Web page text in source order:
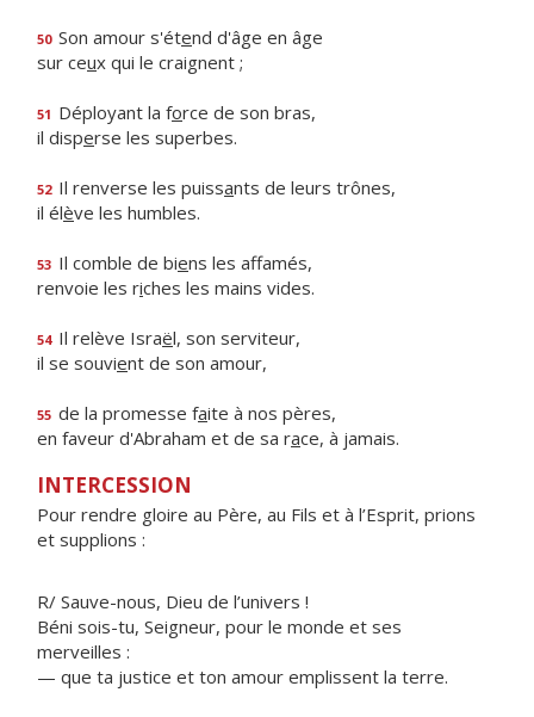
50 Son amour s'étend d'âge en âge
sur ceux qui le craignent ;
51 Déployant la force de son bras,
il disperse les superbes.
52 Il renverse les puissants de leurs trônes,
il élève les humbles.
53 Il comble de biens les affamés,
renvoie les riches les mains vides.
54 Il relève Israël, son serviteur,
il se souvient de son amour,
55 de la promesse faite à nos pères,
en faveur d'Abraham et de sa race, à jamais.
INTERCESSION
Pour rendre gloire au Père, au Fils et à l’Esprit, prions
et supplions :
R/ Sauve-nous, Dieu de l’univers !
Béni sois-tu, Seigneur, pour le monde et ses
merveilles :
— que ta justice et ton amour emplissent la terre.